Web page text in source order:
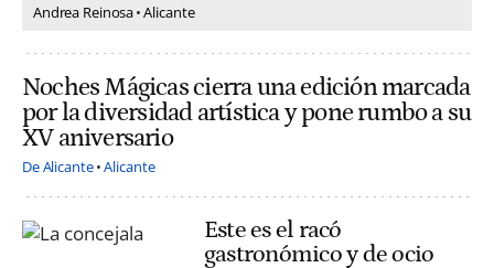
Andrea Reinosa Alicante
Noches Mágicas cierra una edición marcada
por la diversidad artística y pone rumbo a su
XV aniversario
De Alicante Alicante
Este es el racó
gastronómico y de ocio